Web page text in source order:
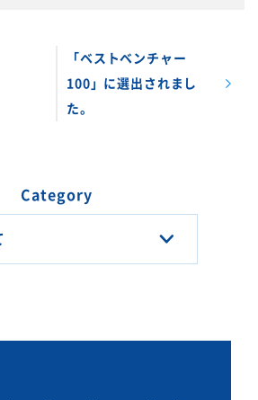
「ベストベンチャー
100」に選出されまし
た。
Category